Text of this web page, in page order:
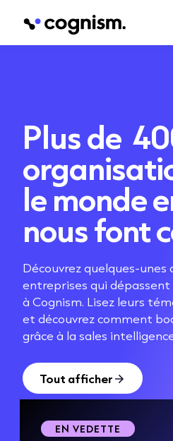
Plus de
le monde
nous font
Découvrez quelques-unes
entreprises qui
à Cognism. Lisez leurs
et découvrez comment
grâce à la sales
Tout afficher
EN VEDETTE
EN VEDETTE
EN VEDETTE